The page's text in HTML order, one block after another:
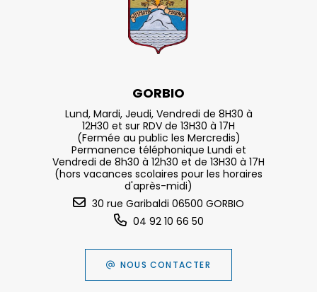
GORBIO
Lund, Mardi, Jeudi, Vendredi de 8H30 à
12H30 et sur RDV de 13H30 à 17H
(Fermée au public les Mercredis)
Permanence téléphonique Lundi et
Vendredi de 8h30 à 12h30 et de 13H30 à 17H
(hors vacances scolaires pour les horaires
d'après-midi)
30 rue Garibaldi 06500 GORBIO
04 92 10 66 50
NOUS CONTACTER